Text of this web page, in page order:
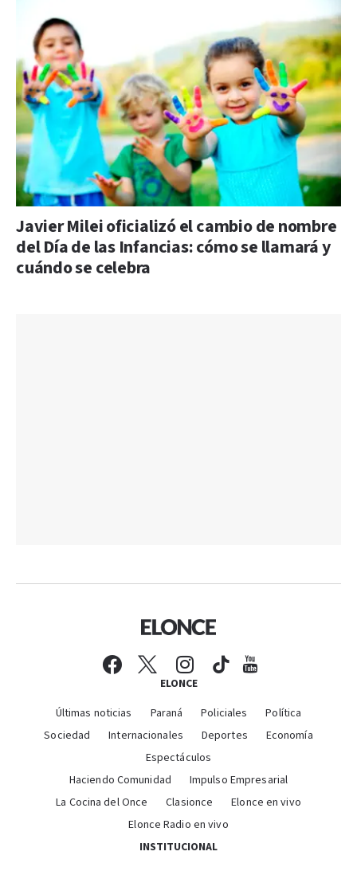
Javier Milei oficializó el cambio de nombre
del Día de las Infancias: cómo se llamará y
cuándo se celebra
ELONCE
Últimas noticias Paraná Policiales
Política
Sociedad
Internacionales Deportes
Economía
Espectáculos
Haciendo Comunidad
Impulso Empresarial
La Cocina del Once
Clasionce
Elonce en vivo
Elonce Radio en vivo
INSTITUCIONAL